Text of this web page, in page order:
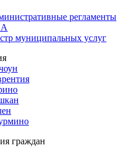
регламенты
муниципальных услуг
граждан